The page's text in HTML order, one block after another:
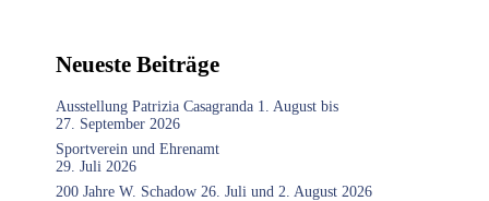
Neueste Beiträge
Ausstellung Patrizia Casagranda 1. August bis
27. September 2026
Sportverein und Ehrenamt
29. Juli 2026
200 Jahre W. Schadow 26. Juli und 2. August 2026